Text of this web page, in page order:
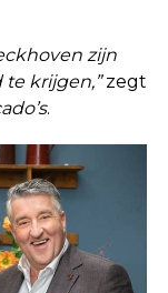
zijn
krijgen,”zegt
.